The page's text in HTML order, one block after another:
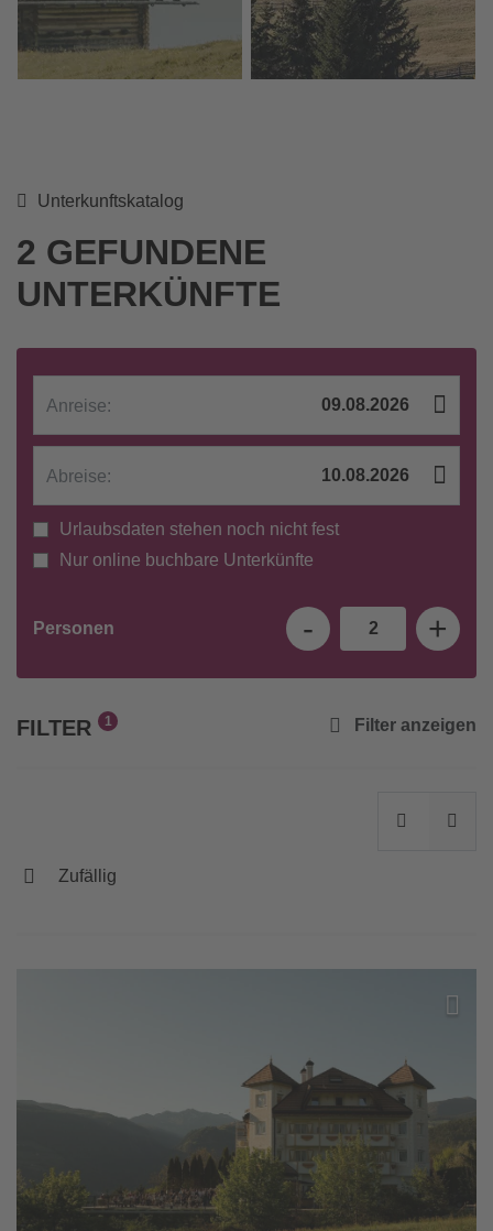
Unterkunftskatalog
2 GEFUNDENE
UNTERKÜNFTE
Anreise:
Abreise:
Urlaubsdaten stehen noch nicht fest
Nur online buchbare Unterkünfte
Personen - 2 +
FILTER 1 Filter anzeigen
Zufällig
Zur